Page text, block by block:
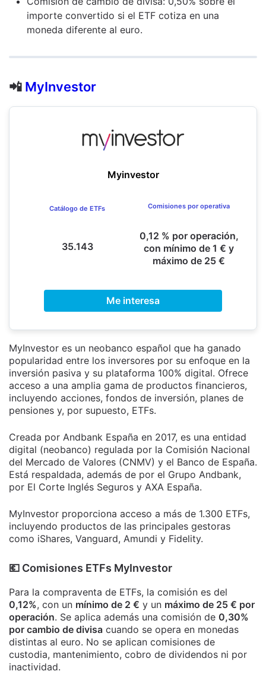
importe convertido si el ETF cotiza en una
moneda diferente al euro.
📲 MyInvestor
Myinvestor
Catálogo de ETFs
35.143
Comisiones por operativa
0,12 % por operación,
con mínimo de 1 € y
máximo de 25 €
Me interesa
MyInvestor es un neobanco español que ha ganado
popularidad entre los inversores por su enfoque en la
inversión pasiva y su plataforma 100% digital. Ofrece
acceso a una amplia gama de productos financieros,
incluyendo acciones, fondos de inversión, planes de
pensiones y, por supuesto, ETFs.
Creada por Andbank España en 2017, es una entidad
digital (neobanco) regulada por la Comisión Nacional
del Mercado de Valores (CNMV) y el Banco de España.
Está respaldada, además de por el Grupo Andbank,
por El Corte Inglés Seguros y AXA España.
MyInvestor proporciona acceso a más de 1.300 ETFs,
incluyendo productos de las principales gestoras
como iShares, Vanguard, Amundi y Fidelity.
​💶​ Comisiones ETFs MyInvestor
Para la compraventa de ETFs, la comisión es del
0,12%, con un mínimo de 2 € y un máximo de 25 € por
operación. Se aplica además una comisión de 0,30%
por cambio de divisa cuando se opera en monedas
distintas al euro. No se aplican comisiones de
custodia, mantenimiento, cobro de dividendos ni por
inactividad.